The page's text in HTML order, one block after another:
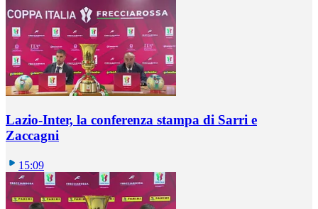
Lazio-Inter, la conferenza stampa di Sarri e
Zaccagni
15:09